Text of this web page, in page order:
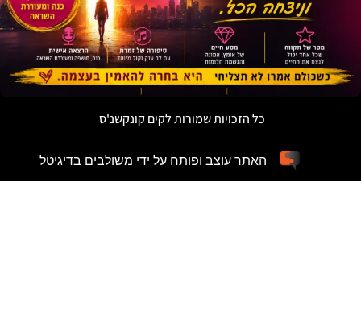
כל הזכויות שמורות לקים קונקשנ'ס
האתר עוצב ופותח על ידי משולבים בדיגיטל